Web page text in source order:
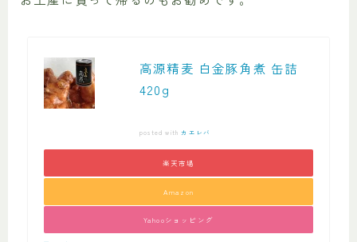
高源精麦 白金豚角煮 缶詰
420g
posted with カエレバ
楽天市場
Amazon
Yahooショッピング